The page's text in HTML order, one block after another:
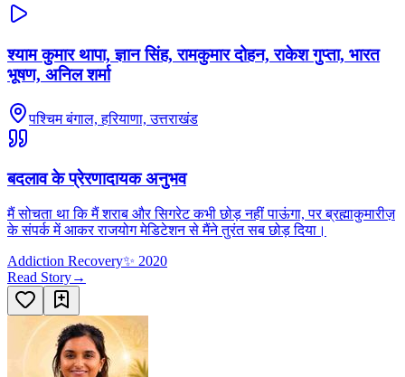
श्याम कुमार थापा, ज्ञान सिंह, रामकुमार दोहन, राकेश गुप्ता, भारत
भूषण, अनिल शर्मा
पश्चिम बंगाल, हरियाणा, उत्तराखंड
बदलाव के प्रेरणादायक अनुभव
मैं सोचता था कि मैं शराब और सिगरेट कभी छोड़ नहीं पाऊंगा, पर ब्रह्माकुमारीज़
के संपर्क में आकर राजयोग मेडिटेशन से मैंने तुरंत सब छोड़ दिया।
Addiction Recovery✨ 2020
Read Story→